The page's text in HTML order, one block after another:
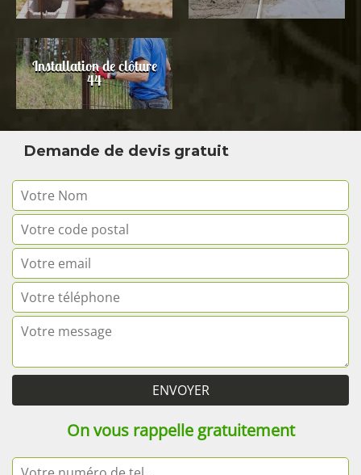
Installation de clôture
44
Demande de devis gratuit
On vous rappelle gratuitement